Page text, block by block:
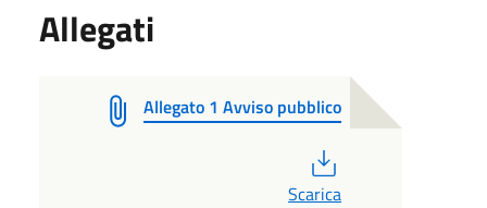
Allegati
Allegato 1 Avviso pubblico
Scarica